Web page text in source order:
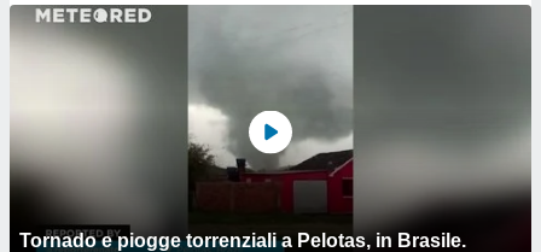
Tornado e piogge torrenziali a Pelotas, in Brasile.